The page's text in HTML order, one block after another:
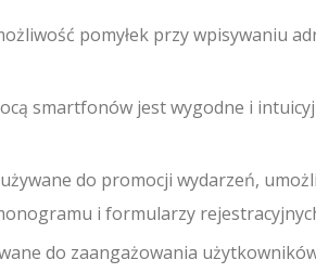
pomyłek przy wpisywaniu
smartfonów jest wygodne i
do promocji wydarzeń,
i formularzy
do zaangażowania